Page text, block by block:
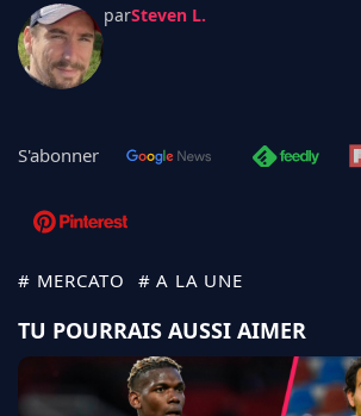
parSteven L.
S'abonner
# MERCATO # A LA UNE
TU POURRAIS AUSSI AIMER